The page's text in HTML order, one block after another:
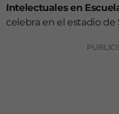
Intelectuales en
celebra en el estadio de